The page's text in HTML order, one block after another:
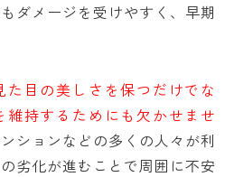
ダメージを受けやすく、早期
た目の美しさを保つだけでな
維持するためにも欠かせませ
ションなどの多くの人々が利
劣化が進むことで周囲に不安